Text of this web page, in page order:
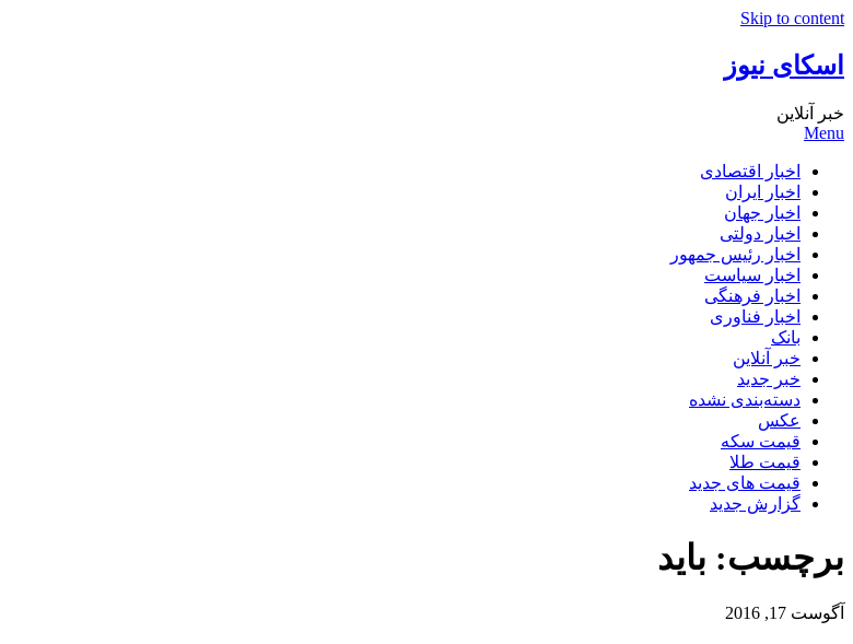
Skip to content
اسکای نیوز
خبر آنلاین
Menu
اخبار اقتصادی
اخبار ایران
اخبار جهان
اخبار دولتی
اخبار رئیس جمهور
اخبار سیاست
اخبار فرهنگی
اخبار فناوری
بانک
خبر آنلاین
خبر جدید
دسته‌بندی نشده
عکس
قیمت سکه
قیمت طلا
قیمت های جدید
گزارش جدید
برچسب: باید
آگوست 17, 2016